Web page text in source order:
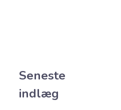
Seneste
indlæg